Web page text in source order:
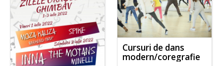
Cursuri de dans
modern/coregrafie